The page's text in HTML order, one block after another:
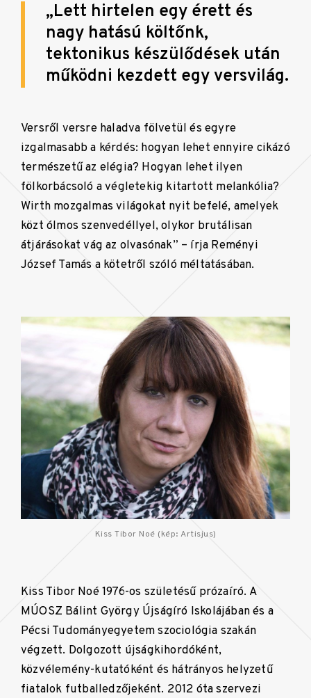
„Lett hirtelen egy érett és
nagy hatású költőnk,
tektonikus készülődések után
működni kezdett egy versvilág.
Versről versre haladva fölvetül és egyre
izgalmasabb a kérdés: hogyan lehet ennyire cikázó
természetű az elégia? Hogyan lehet ilyen
fölkorbácsoló a végletekig kitartott melankólia?
Wirth mozgalmas világokat nyit befelé, amelyek
közt ólmos szenvedéllyel, olykor brutálisan
átjárásokat vág az olvasónak” – írja Reményi
József Tamás a kötetről szóló méltatásában.
Kiss Tibor Noé (kép: Artisjus)
Kiss Tibor Noé 1976-os születésű prózaíró. A
MÚOSZ Bálint György Újságíró Iskolájában és a
Pécsi Tudományegyetem szociológia szakán
végzett. Dolgozott újságkihordóként,
közvélemény-kutatóként és hátrányos helyzetű
fiatalok futballedzőjeként. 2012 óta szervezi